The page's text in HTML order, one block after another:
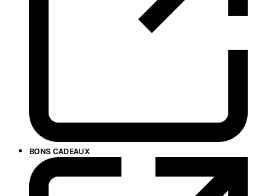
BONS CADEAUX